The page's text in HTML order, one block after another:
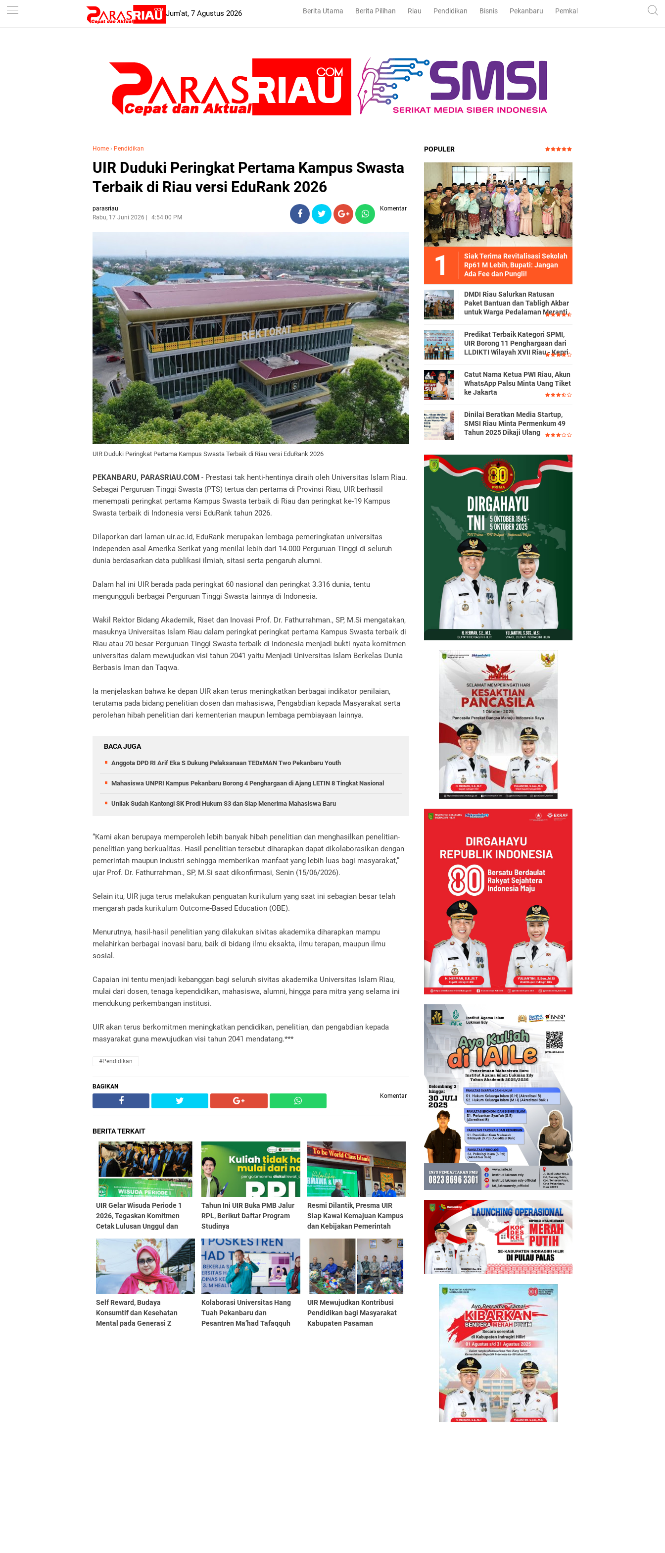
-->
Jum'at, 7 Agustus 2026 Berita Utama Berita Pilihan Riau Pendidikan Bisnis Pekanbaru Pemkab dan DPRD Bengkalis
Home › Pendidikan
UIR Duduki Peringkat Pertama Kampus Swasta
Terbaik di Riau versi EduRank 2026
parasriau
Rabu, 17 Juni 2026
4:54:00 PM
Komentar
UIR Duduki Peringkat Pertama Kampus Swasta Terbaik di Riau versi EduRank 2026
PEKANBARU, PARASRIAU.COM - Prestasi tak henti-hentinya diraih oleh Universitas Islam Riau.
Sebagai Perguruan Tinggi Swasta (PTS) tertua dan pertama di Provinsi Riau, UIR berhasil
menempati peringkat pertama Kampus Swasta terbaik di Riau dan peringkat ke-19 Kampus
Swasta terbaik di Indonesia versi EduRank tahun 2026.
Dilaporkan dari laman uir.ac.id, EduRank merupakan lembaga pemeringkatan universitas
independen asal Amerika Serikat yang menilai lebih dari 14.000 Perguruan Tinggi di seluruh
dunia berdasarkan data publikasi ilmiah, sitasi serta pengaruh alumni.
Dalam hal ini UIR berada pada peringkat 60 nasional dan peringkat 3.316 dunia, tentu
mengungguli berbagai Perguruan Tinggi Swasta lainnya di Indonesia.
Wakil Rektor Bidang Akademik, Riset dan Inovasi Prof. Dr. Fathurrahman., SP, M.Si mengatakan,
masuknya Universitas Islam Riau dalam peringkat peringkat pertama Kampus Swasta terbaik di
Riau atau 20 besar Perguruan Tinggi Swasta terbaik di Indonesia menjadi bukti nyata komitmen
universitas dalam mewujudkan visi tahun 2041 yaitu Menjadi Universitas Islam Berkelas Dunia
Berbasis Iman dan Taqwa.
Ia menjelaskan bahwa ke depan UIR akan terus meningkatkan berbagai indikator penilaian,
terutama pada bidang penelitian dosen dan mahasiswa, Pengabdian kepada Masyarakat serta
perolehan hibah penelitian dari kementerian maupun lembaga pembiayaan lainnya.
BACA JUGA
Anggota DPD RI Arif Eka S Dukung Pelaksanaan TEDxMAN Two Pekanbaru Youth
Mahasiswa UNPRI Kampus Pekanbaru Borong 4 Penghargaan di Ajang LETIN 8 Tingkat Nasional
Unilak Sudah Kantongi SK Prodi Hukum S3 dan Siap Menerima Mahasiswa Baru
“Kami akan berupaya memperoleh lebih banyak hibah penelitian dan menghasilkan penelitian-
penelitian yang berkualitas. Hasil penelitian tersebut diharapkan dapat dikolaborasikan dengan
pemerintah maupun industri sehingga memberikan manfaat yang lebih luas bagi masyarakat,”
ujar Prof. Dr. Fathurrahman., SP, M.Si saat dikonfirmasi, Senin (15/06/2026).
Selain itu, UIR juga terus melakukan penguatan kurikulum yang saat ini sebagian besar telah
mengarah pada kurikulum Outcome-Based Education (OBE).
Menurutnya, hasil-hasil penelitian yang dilakukan sivitas akademika diharapkan mampu
melahirkan berbagai inovasi baru, baik di bidang ilmu eksakta, ilmu terapan, maupun ilmu
sosial.
Capaian ini tentu menjadi kebanggan bagi seluruh sivitas akademika Universitas Islam Riau,
mulai dari dosen, tenaga kependidikan, mahasiswa, alumni, hingga para mitra yang selama ini
mendukung perkembangan institusi.
UIR akan terus berkomitmen meningkatkan pendidikan, penelitian, dan pengabdian kepada
masyarakat guna mewujudkan visi tahun 2041 mendatang.***
#Pendidikan
BAGIKAN
Komentar
BERITA TERKAIT
UIR Gelar Wisuda Periode 1
2026, Tegaskan Komitmen
Cetak Lulusan Unggul dan
Tahun Ini UIR Buka PMB Jalur
RPL, Berikut Daftar Program
Studinya
Resmi Dilantik, Presma UIR
Siap Kawal Kemajuan Kampus
dan Kebijakan Pemerintah
Self Reward, Budaya
Konsumtif dan Kesehatan
Mental pada Generasi Z
Kolaborasi Universitas Hang
Tuah Pekanbaru dan
Pesantren Ma’had Tafaqquh
UIR Mewujudkan Kontribusi
Pendidikan bagi Masyarakat
Kabupaten Pasaman
POPULER
Siak Terima Revitalisasi Sekolah
Rp61 M Lebih, Bupati: Jangan
Ada Fee dan Pungli!
DMDI Riau Salurkan Ratusan
Paket Bantuan dan Tabligh Akbar
untuk Warga Pedalaman Meranti
Predikat Terbaik Kategori SPMI,
UIR Borong 11 Penghargaan dari
LLDIKTI Wilayah XVII Riau - Kepri
Catut Nama Ketua PWI Riau, Akun
WhatsApp Palsu Minta Uang Tiket
ke Jakarta
Dinilai Beratkan Media Startup,
SMSI Riau Minta Permenkum 49
Tahun 2025 Dikaji Ulang